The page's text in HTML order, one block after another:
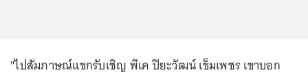
"ไปสัมภาษณ์แขกรับเชิญ พีเค ปิยะวัฒน์ เข็มเพชร เขาบอก